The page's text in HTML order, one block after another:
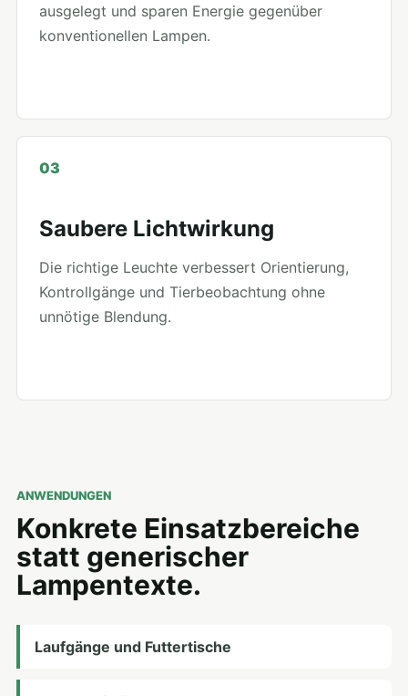
ausgelegt und sparen Energie gegenüber
konventionellen Lampen.
03
Saubere Lichtwirkung
Die richtige Leuchte verbessert Orientierung,
Kontrollgänge und Tierbeobachtung ohne
unnötige Blendung.
ANWENDUNGEN
Konkrete Einsatzbereiche
statt generischer
Lampentexte.
Laufgänge und Futtertische